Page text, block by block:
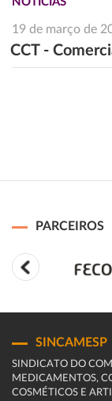
19 de março de
CCT -
PARCEIROS
SINCAMESP
SINDICATO DO
MEDICAMENTOS,
COSMÉTICOS E